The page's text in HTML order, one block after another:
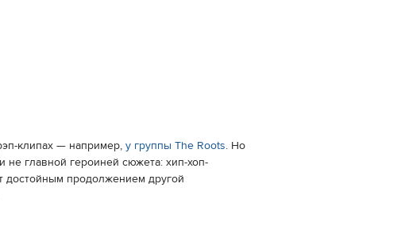
клипах — например, у группы The Roots. Но
главной героиней сюжета: хип-хоп-
достойным продолжением другой